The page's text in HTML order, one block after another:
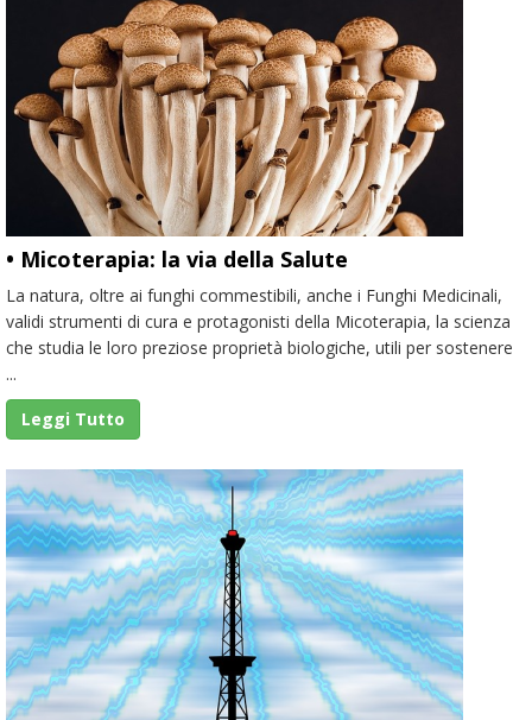
• Micoterapia: la via della Salute
La natura, oltre ai funghi commestibili, anche i Funghi Medicinali,
validi strumenti di cura e protagonisti della Micoterapia, la scienza
che studia le loro preziose proprietà biologiche, utili per sostenere
...
Leggi Tutto